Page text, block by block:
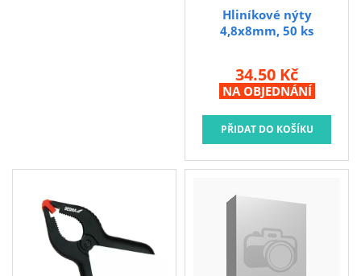
Hliníkové nýty
4,8x8mm, 50 ks
34.50 Kč
NA OBJEDNÁNÍ